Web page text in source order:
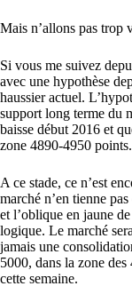
Mais n’allons pas trop
Si vous me suivez
avec une hypothèse
haussier actuel.
support long terme du
baisse début 2016 et
zone 4890-4950 points.
A ce stade, ce n’est
marché n’en tienne
et l’oblique en jaune
logique. Le marché
jamais une
5000, dans la zone des
cette semaine.